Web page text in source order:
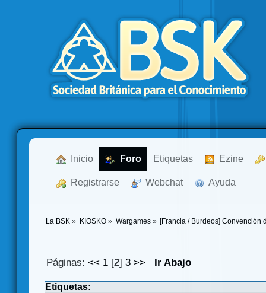
Inicio Foro Etiquetas Ezine
Registrarse Webchat Ayuda
La BSK » KIOSKO» Wargames» [Francia / Burdeos]
Páginas:<< 1 [2]3 >> Ir Abajo
Etiquetas: